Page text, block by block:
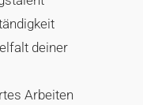
deiner
Arbeiten